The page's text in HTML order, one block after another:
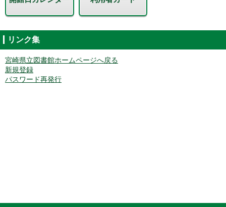
リンク集
宮崎県立図書館ホームページへ戻る
新規登録
パスワード再発行